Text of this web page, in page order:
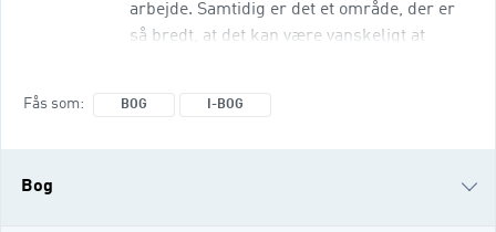
arbejde. Samtidig er det et område, der er
så bredt, at det kan være vanskeligt at
Fås som BOG I-BOG
Bog